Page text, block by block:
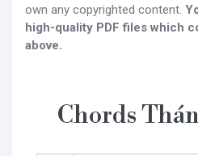
own any copyrighted content.
high-quality PDF files which
above.
Chords